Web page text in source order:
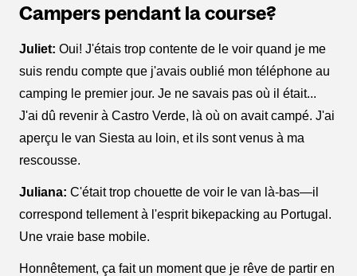
Campers pendant la course?
Juliet: Oui! J'étais trop contente de le voir quand je me
suis rendu compte que j'avais oublié mon téléphone au
camping le premier jour. Je ne savais pas où il était...
J'ai dû revenir à Castro Verde, là où on avait campé. J'ai
aperçu le van Siesta au loin, et ils sont venus à ma
rescousse.
Juliana: C'était trop chouette de voir le van là-bas—il
correspond tellement à l'esprit bikepacking au Portugal.
Une vraie base mobile.
Honnêtement, ça fait un moment que je rêve de partir en